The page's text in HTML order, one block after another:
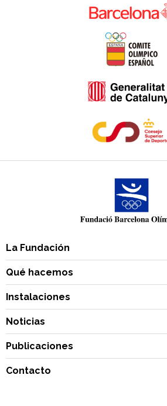
La Fundación
Qué hacemos
Instalaciones
Noticias
Publicaciones
Contacto